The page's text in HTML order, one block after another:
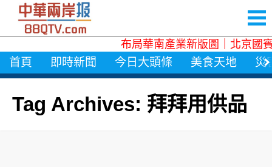
布局華南產業新版圖｜北京國
首頁 即時新聞 今日大頭條 美食天地 災
Tag Archives: 拜拜用供品